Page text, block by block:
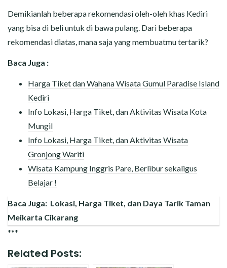
Demikianlah beberapa rekomendasi oleh-oleh khas Kediri
yang bisa di beli untuk di bawa pulang. Dari beberapa
rekomendasi diatas, mana saja yang membuatmu tertarik?
Baca Juga :
Harga Tiket dan Wahana Wisata Gumul Paradise Island
Kediri
Info Lokasi, Harga Tiket, dan Aktivitas Wisata Kota
Mungil
Info Lokasi, Harga Tiket, dan Aktivitas Wisata
Gronjong Wariti
Wisata Kampung Inggris Pare, Berlibur sekaligus
Belajar !
Baca Juga: Lokasi, Harga Tiket, dan Daya Tarik Taman
Meikarta Cikarang
***
Related Posts: